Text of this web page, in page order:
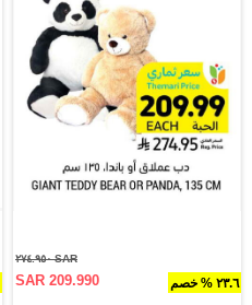
٢٣.٦ % خصم
SAR ٢٧٤.٩٥٠
SAR 209.990